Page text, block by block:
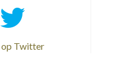
op Twitter